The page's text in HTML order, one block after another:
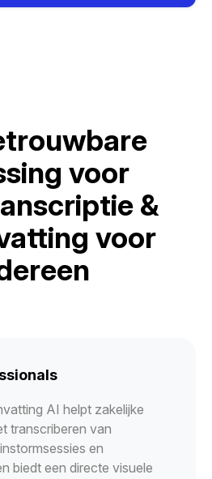
voor
&
voor
AI helpt zakelijke
transcriberen van
en
biedt een directe visuele